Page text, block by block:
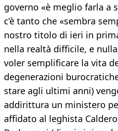
governo «è meglio farla a
c’è tanto che «sembra
nostro titolo di ieri in
nella realtà difficile, e
voler semplificare la vita
degenerazioni
stare agli ultimi anni)
addirittura un ministero
affidato al leghista